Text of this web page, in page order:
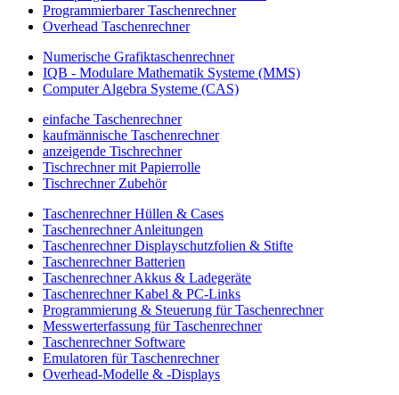
Programmierbarer Taschenrechner
Overhead Taschenrechner
Numerische Grafiktaschenrechner
IQB - Modulare Mathematik Systeme (MMS)
Computer Algebra Systeme (CAS)
einfache Taschenrechner
kaufmännische Taschenrechner
anzeigende Tischrechner
Tischrechner mit Papierrolle
Tischrechner Zubehör
Taschenrechner Hüllen & Cases
Taschenrechner Anleitungen
Taschenrechner Displayschutzfolien & Stifte
Taschenrechner Batterien
Taschenrechner Akkus & Ladegeräte
Taschenrechner Kabel & PC-Links
Programmierung & Steuerung für Taschenrechner
Messwerterfassung für Taschenrechner
Taschenrechner Software
Emulatoren für Taschenrechner
Overhead-Modelle & -Displays